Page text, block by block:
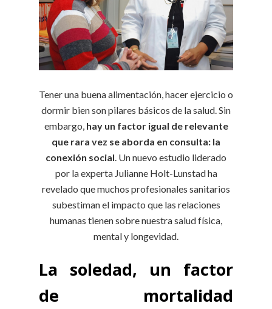
Tener una buena alimentación, hacer ejercicio o
dormir bien son pilares básicos de la salud. Sin
embargo, hay un factor igual de relevante
que rara vez se aborda en consulta: la
conexión social. Un nuevo estudio liderado
por la experta Julianne Holt-Lunstad ha
revelado que muchos profesionales sanitarios
subestiman el impacto que las relaciones
humanas tienen sobre nuestra salud física,
mental y longevidad.
La soledad, un factor
de mortalidad